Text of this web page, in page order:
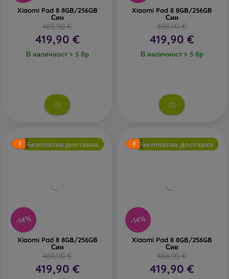
Xiaomi Pad 8 8GB/256GB
Син
488,90 €
419,90 €
В наличност > 5 бр
Xiaomi Pad 8 8GB/256GB
Син
488,90 €
419,90 €
В наличност > 5 бр
-14%
Безплатна доставка
Xiaomi Pad 8 8GB/256GB
Син
488,90 €
419,90 €
-14%
Безплатна доставка
Xiaomi Pad 8 8GB/256GB
Сив
488,90 €
419,90 €